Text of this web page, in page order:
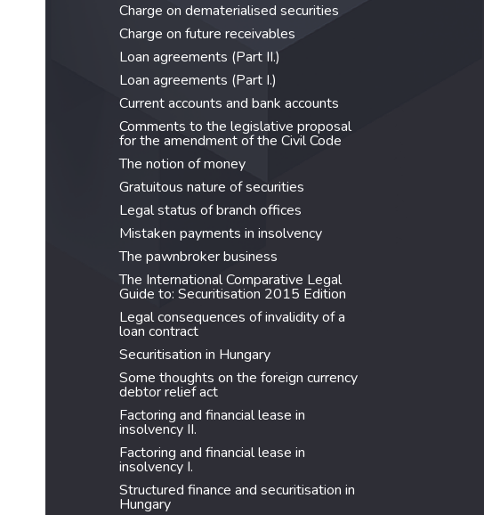
Charge on dematerialised securities
Charge on future receivables
Loan agreements (Part II.)
Loan agreements (Part I.)
Current accounts and bank accounts
Comments to the legislative proposal
for the amendment of the Civil Code
The notion of money
Gratuitous nature of securities
Legal status of branch offices
Mistaken payments in insolvency
The pawnbroker business
The International Comparative Legal
Guide to: Securitisation 2015 Edition
Legal consequences of invalidity of a
loan contract
Securitisation in Hungary
Some thoughts on the foreign currency
debtor relief act
Factoring and financial lease in
insolvency II.
Factoring and financial lease in
insolvency I.
Structured finance and securitisation in
Hungary